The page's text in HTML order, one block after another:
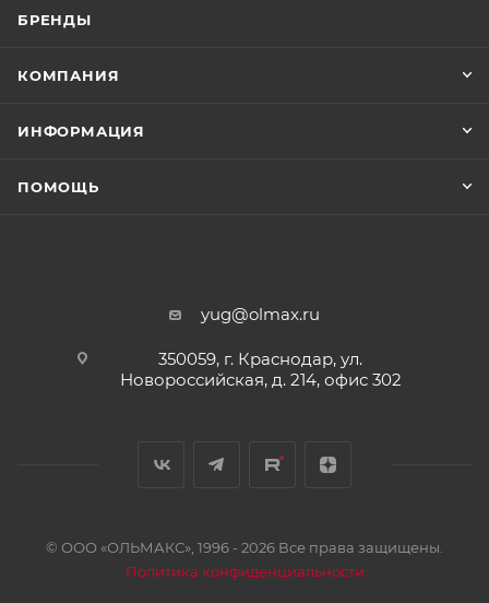
БРЕНДЫ
КОМПАНИЯ
ИНФОРМАЦИЯ
ПОМОЩЬ
yug@olmax.ru
350059, г. Краснодар, ул.
Новороссийская, д. 214, офис 302
© ООО «ОЛЬМАКС», 1996 - 2026 Все права защищены.
Политика конфиденциальности